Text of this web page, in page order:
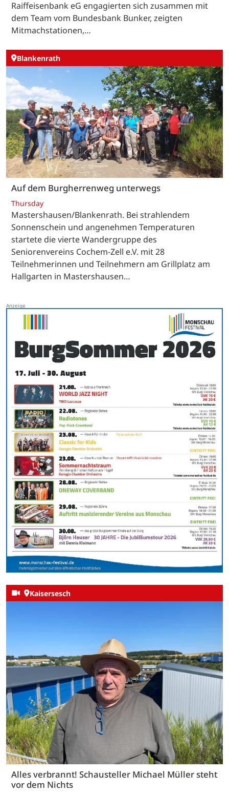
Raiffeisenbank eG engagierten sich zusammen mit
dem Team vom Bundesbank Bunker, zeigten
Mitmachstationen,…
Blankenrath
Auf dem Burgherrenweg unterwegs
Thursday
Mastershausen/Blankenrath. Bei strahlendem
Sonnenschein und angenehmen Temperaturen
startete die vierte Wandergruppe des
Seniorenvereins Cochem-Zell e.V. mit 28
Teilnehmerinnen und Teilnehmern am Grillplatz am
Hallgarten in Mastershausen…
Kaisersesch
Alles verbrannt! Schausteller Michael Müller steht
vor dem Nichts